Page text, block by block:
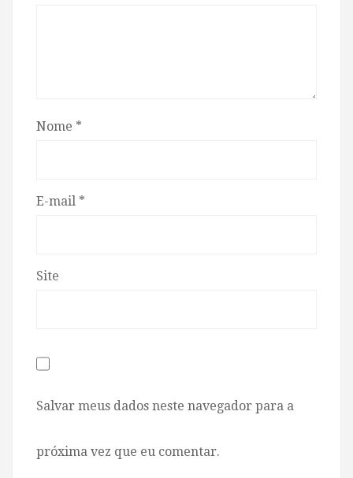
Nome *
E-mail *
Site
Salvar meus dados neste navegador para a
próxima vez que eu comentar.